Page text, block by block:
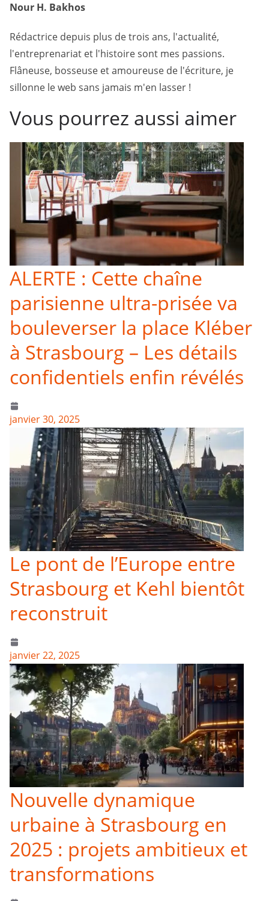
Nour H. Bakhos
Rédactrice depuis plus de trois ans, l'actualité,
l'entreprenariat et l'histoire sont mes passions.
Flâneuse, bosseuse et amoureuse de l'écriture, je
sillonne le web sans jamais m'en lasser !
Vous pourrez aussi aimer
ALERTE : Cette chaîne
parisienne ultra-prisée va
bouleverser la place Kléber
à Strasbourg – Les détails
confidentiels enfin révélés
janvier 30, 2025
Le pont de l’Europe entre
Strasbourg et Kehl bientôt
reconstruit
janvier 22, 2025
Nouvelle dynamique
urbaine à Strasbourg en
2025 : projets ambitieux et
transformations